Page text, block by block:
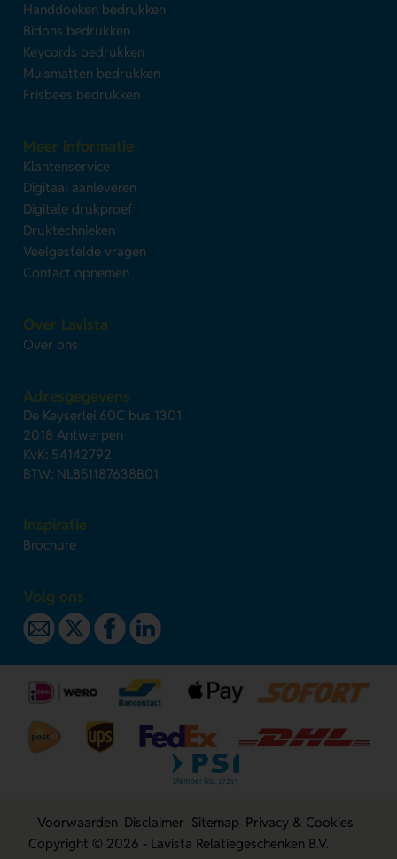
Handdoeken bedrukken
Bidons bedrukken
Keycords bedrukken
Muismatten bedrukken
Frisbees bedrukken
Meer informatie
Klantenservice
Digitaal aanleveren
Digitale drukproef
Druktechnieken
Veelgestelde vragen
Contact opnemen
Over Lavista
Over ons
Adresgegevens
De Keyserlei 60C bus 1301
2018 Antwerpen
KvK: 54142792
BTW: NL851187638B01
Inspiratie
Brochure
Volg ons
Voorwaarden Disclaimer Sitemap Privacy & Cookies
Copyright © 2026 - Lavista Relatiegeschenken B.V.